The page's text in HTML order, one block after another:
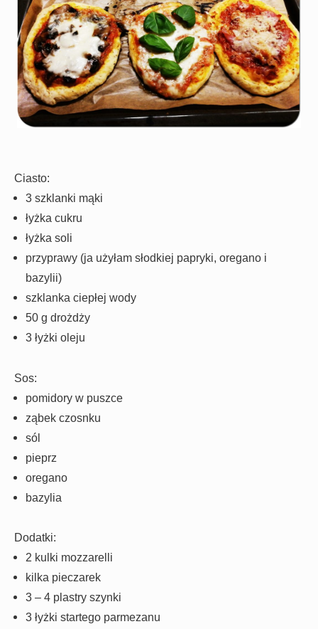
Ciasto:
3 szklanki mąki
łyżka cukru
łyżka soli
przyprawy (ja użyłam słodkiej papryki, oregano i
bazylii)
szklanka ciepłej wody
50 g drożdży
3 łyżki oleju
Sos:
pomidory w puszce
ząbek czosnku
sól
pieprz
oregano
bazylia
Dodatki:
2 kulki mozzarelli
kilka pieczarek
3 – 4 plastry szynki
3 łyżki startego parmezanu